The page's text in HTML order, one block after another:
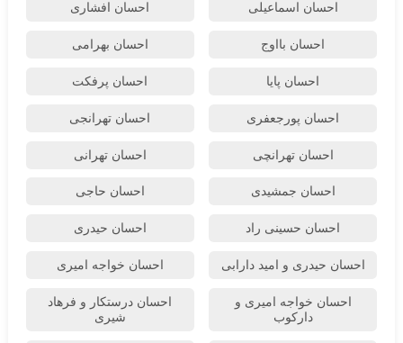
احسان اسماعیلی احسان افشاری
احسان بااوج احسان بهرامی
احسان پایا احسان پرفکت
احسان پورجعفری احسان تهرانجی
احسان تهرانچی احسان تهرانی
احسان جمشیدی احسان حاجی
احسان حسینی راد احسان حیدری
احسان حیدری و امید دارابی احسان خواجه امیری
احسان خواجه امیری و
دارکوب
احسان درستكار و فرهاد
شيرى